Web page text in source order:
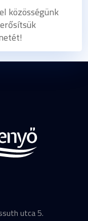
közösségünk
utca 5.